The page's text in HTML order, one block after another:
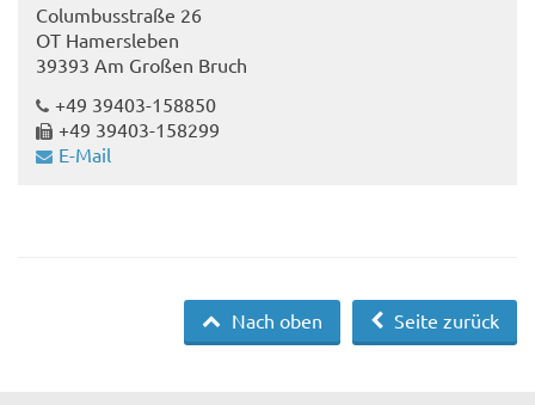
Columbusstraße 26
OT Hamersleben
39393 Am Großen Bruch
+49 39403-158850
+49 39403-158299
E-Mail
Seite zurück
Nach oben